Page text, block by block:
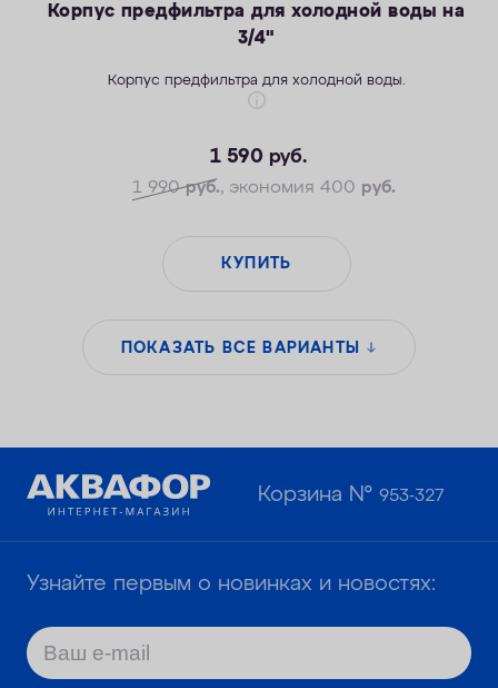
Корпус предфильтра для холодной воды на
3/4"
Корпус предфильтра для холодной воды.
1 590 руб.
1 990руб., экономия 400 руб.
КУПИТЬ
ПОКАЗАТЬ ВСЕ ВАРИАНТЫ
Корзина №953-327
Узнайте первым о новинках и новостях: